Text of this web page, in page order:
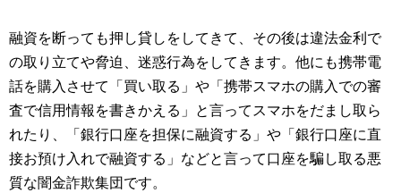
融資を断っても押し貸しをしてきて、その後は違法金利で
の取り立てや脅迫、迷惑行為をしてきます。他にも携帯電
話を購入させて「買い取る」や「携帯スマホの購入での審
査で信用情報を書きかえる」と言ってスマホをだまし取ら
れたり、「銀行口座を担保に融資する」や「銀行口座に直
接お預け入れで融資する」などと言って口座を騙し取る悪
質な闇金詐欺集団です。